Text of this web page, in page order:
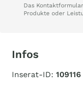
Das
Produkte oder
Infos
Inserat-ID: 109116